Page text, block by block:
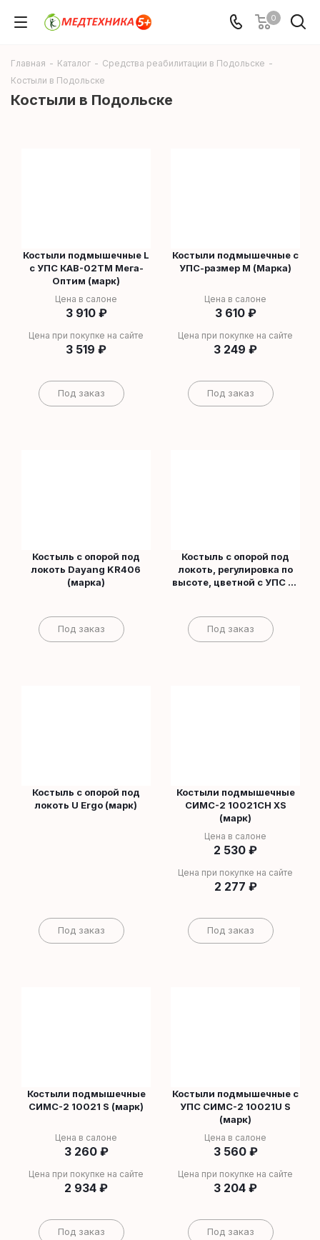
0
Главная - Каталог - Средства реабилитации в Подольске -
Костыли в Подольске
Костыли в Подольске
Костыли подмышечные L
с УПС КАB-02ТМ Мега-
Оптим (марк)
Цена в салоне
3 910₽
Цена при покупке на сайте
3 519 ₽
Под заказ
Костыли подмышечные с
УПС-размер М (Марка)
Цена в салоне
3 610₽
Цена при покупке на сайте
3 249 ₽
Под заказ
Костыль с опорой под
локоть Dayang KR406
(марка)
Под заказ
Костыль с опорой под
локоть, регулировка по
высоте, цветной с УПС -U
Под заказ
Костыль с опорой под
локоть U Ergo (марк)
Под заказ
Костыли подмышечные
СИМС-2 10021CH XS
(марк)
Цена в салоне
2 530 ₽
Цена при покупке на сайте
2 277 ₽
Под заказ
Костыли подмышечные
СИМС-2 10021 S (марк)
Цена в салоне
3 260₽
Цена при покупке на сайте
2 934 ₽
Под заказ
Костыли подмышечные с
УПС СИМС-2 10021U S
(марк)
Цена в салоне
3 560₽
Цена при покупке на сайте
3 204 ₽
Под заказ